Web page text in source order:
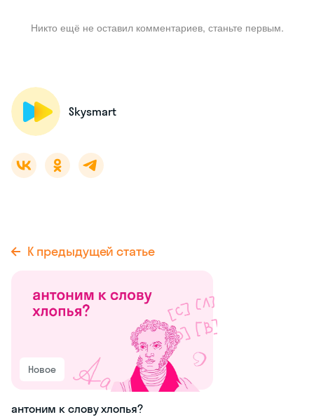
Никто ещё не оставил комментариев, станьте первым.
Skysmart
К предыдущей статье
Новое
антоним к слову хлопья?